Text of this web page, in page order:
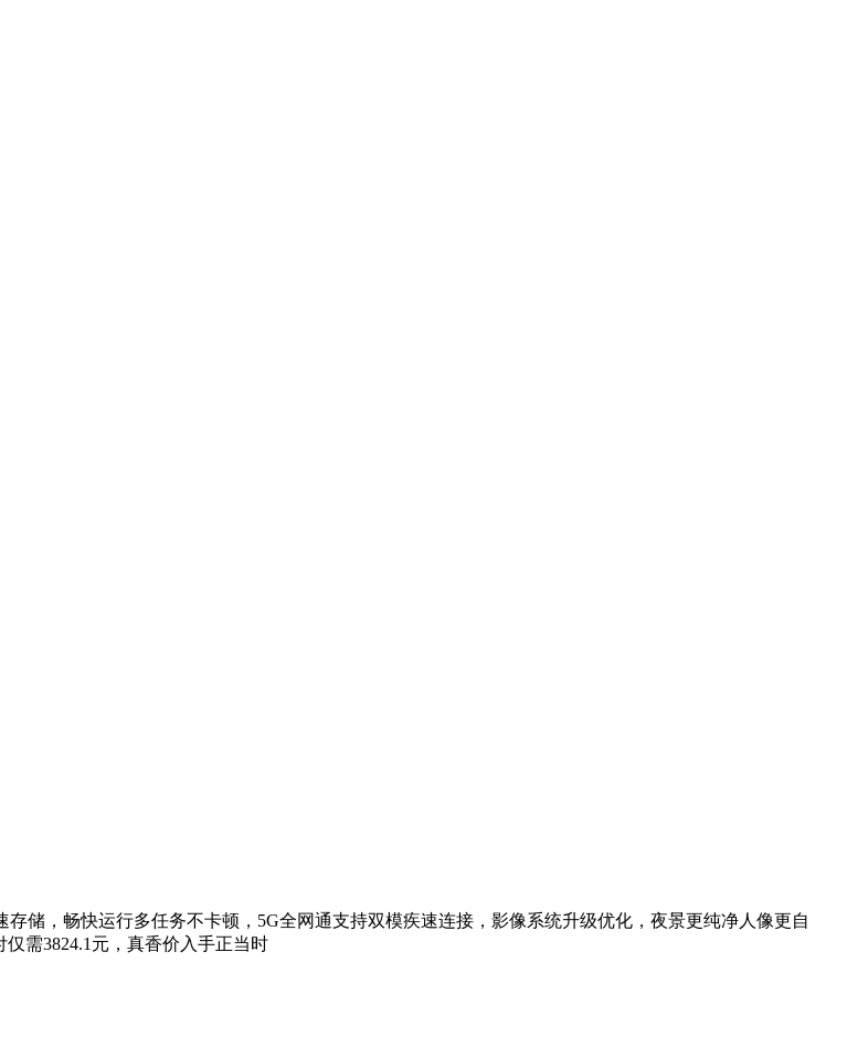
储，畅快运行多任务不卡顿，5G全网通支持双模疾速连接，影像系统升级优化，夜景更纯净人像更自
需3824.1元，真香价入手正当时